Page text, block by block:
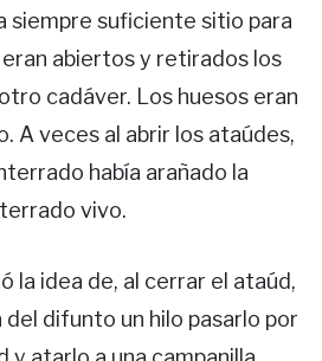
siempre suficiente sitio para
abiertos y retirados los
cadáver. Los huesos eran
A veces al abrir los ataúdes,
había arañado la
vivo.
la idea de, al cerrar el ataúd,
del difunto un hilo pasarlo por